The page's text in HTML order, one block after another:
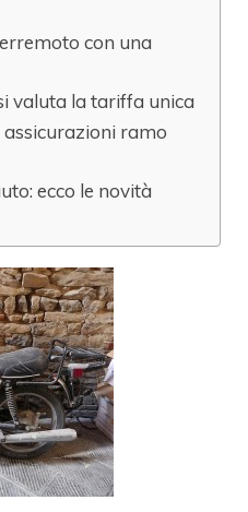
con una
valuta la tariffa unica
ramo
ecco le novità